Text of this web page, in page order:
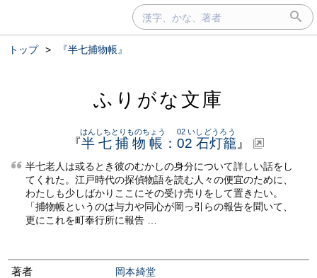
トップ > 『半七捕物帳』
ふりがな文庫
『半七捕物帳
はんしちとりものちょう
： 02 石灯籠
02 いしどうろう
』
半七老人は或るとき彼のむかしの身分について詳しい話をし
てくれた。江戸時代の探偵物語を読む人々の便宜のために、
わたしも少しばかりここにその受け売りをして置きたい。
「捕物帳というのは与力や同心が岡っ引らの報告を聞いて、
更にこれを町奉行所に報告 …
著者 岡本綺堂